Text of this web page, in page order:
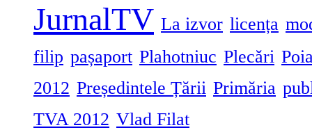
JurnalTV La izvor licența
filip pașaport Plahotniuc Plecări
2012 Președintele Țării Primăria
TVA 2012 Vlad Filat